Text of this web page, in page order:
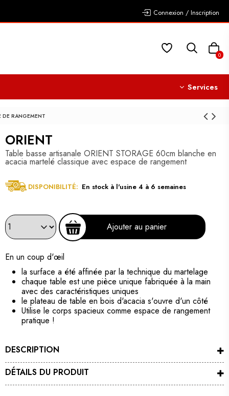
Connexion / Inscription
0
Services
DE RANGEMENT
ORIENT
Table basse artisanale ORIENT STORAGE 60cm blanche en
acacia martelé classique avec espace de rangement
DISPONIBILITÉ: En stock à l'usine 4 à 6 semaines
Ajouter au panier
En un coup d'œil
la surface a été affinée par la technique du martelage
chaque table est une pièce unique fabriquée à la main
avec des caractéristiques uniques
le plateau de table en bois d'acacia s'ouvre d'un côté
Utilise le corps spacieux comme espace de rangement
pratique !
DESCRIPTION
DÉTAILS DU PRODUIT